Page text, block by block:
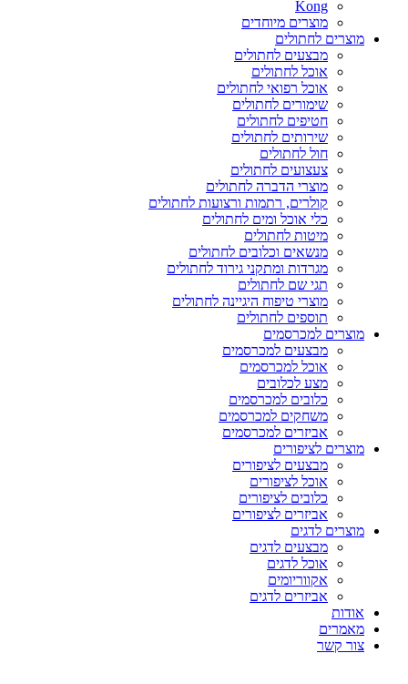
Kong
מוצרים מיוחדים
מוצרים לחתולים
מבצעים לחתולים
אוכל לחתולים
אוכל רפואי לחתולים
שימורים לחתולים
חטיפים לחתולים
שירותים לחתולים
חול לחתולים
צעצועים לחתולים
מוצרי הדברה לחתולים
קולרים, רתמות ורצועות לחתולים
כלי אוכל ומים לחתולים
מיטות לחתולים
מנשאים וכלובים לחתולים
מגרדות ומתקני גירוד לחתולים
תגי שם לחתולים
מוצרי טיפוח היגיינה לחתולים
תוספים לחתולים
מוצרים למכרסמים
מבצעים למכרסמים
אוכל למכרסמים
מצע לכלובים
כלובים למכרסמים
משחקים למכרסמים
אביזרים למכרסמים
מוצרים לציפורים
מבצעים לציפורים
אוכל לציפורים
כלובים לציפורים
אביזרים לציפורים
מוצרים לדגים
מבצעים לדגים
אוכל לדגים
אקווריומים
אביזרים לדגים
אודות
מאמרים
צור קשר